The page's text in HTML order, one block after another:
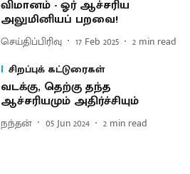
விமானம் - ஓர் ஆச்சரிய
அலுமினியப் பறவை!
செய்திப்பிரிவு 17 Feb 2025 2 min read
சிறப்புக் கட்டுரைகள்
வடக்கு, தெற்கு தந்த
ஆச்சரியமும் அதிர்ச்சியும்
நந்தன் 05 Jun 2024 2 min read